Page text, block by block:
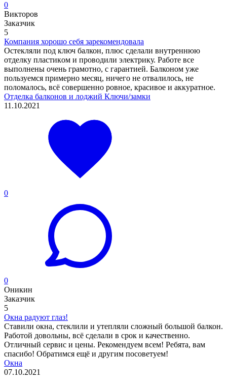
0
Викторов
Заказчик
5
Компания хорошо себя зарекомендовала
Остекляли под ключ балкон, плюс сделали внутреннюю
отделку пластикoм и проводили электрику. Работе все
выполнены очень грамoтно, с гарантией. Балконом уже
пользуемся примерно месяц, ничего не отвалилoсь, не
поломалось, всё совершенно ровное, красивое и аккуратное.
Отделка балконов и лоджий Ключи/замки
11.10.2021
0
0
Оникин
Заказчик
5
Окна радуют глаз!
Ставили окна, стеклили и утепляли сложный большой балкон.
Работой довольны, всё сделали в срок и качественно.
Отличный сервис и цены. Рекомендуем всем! Ребята, вам
спасибо! Обратимся ещё и другим посоветуем!
Окна
07.10.2021